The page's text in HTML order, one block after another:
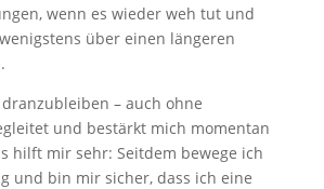
wenn es wieder weh tut und
über einen längeren
– auch ohne
und bestärkt mich momentan
hilft mir sehr: Seitdem bewege ich
und bin mir sicher, dass ich eine